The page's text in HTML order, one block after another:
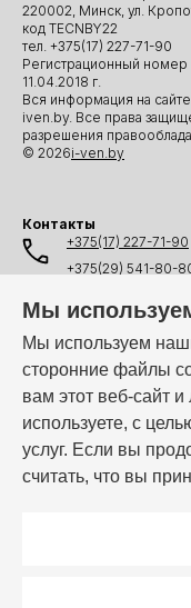
Мы
Мы используем
сторонние файлы
вам этот веб-сайт
используете, с
услуг. Если вы
считать, что вы
220002, Минск, ул.
код TECNBY22
тел. +375(17) 227-71-90
Регистрационный
11.04.2018 г.
Вся информация на
iven.by. Все права
разрешения
© 2026i-ven.by
Контакты
+375(17) 227-71-90
+375(29) 541-80-
+375(44) 541-80-
info@i-ven.by
Мы в
Режим